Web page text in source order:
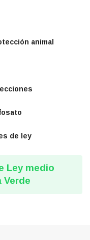
animal
de ley
Ley medio
Verde